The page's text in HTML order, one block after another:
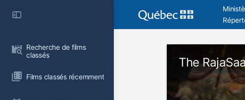
Recherche de films
classés
Films classés récemment
The